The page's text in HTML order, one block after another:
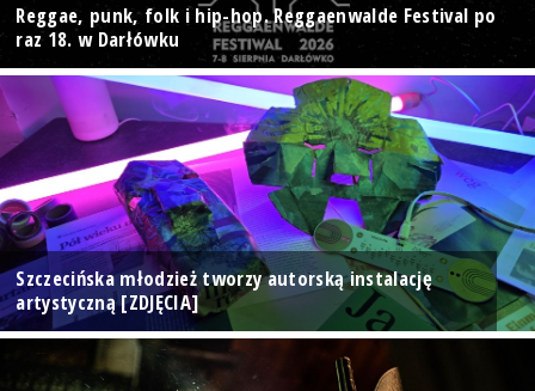
Reggae, punk, folk i hip-hop. Reggaenwalde Festival po
raz 18. w Darłówku
Szczecińska młodzież tworzy autorską instalację
artystyczną [ZDJĘCIA]